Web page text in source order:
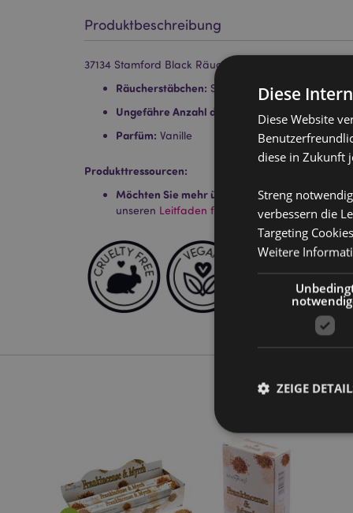
Produktbeschreibung
37134 Stamford Black Räucherstäbchen - Elfentanz
Räucherstäbchen: Schwarz
Ungefähre Anzahl der Stäbchen pro Packung:
Parfüm: Vanille
Produkttressourcen:
Möchten Sie mehr über den Einkauf bei
unseren Leitfaden für Kundeninformationen.
Diese
Diese Website
diese in Zukunft
Streng
verbessern die
Targeting
Weitere
ZEIGE
Streng-
Ohne unbedingt